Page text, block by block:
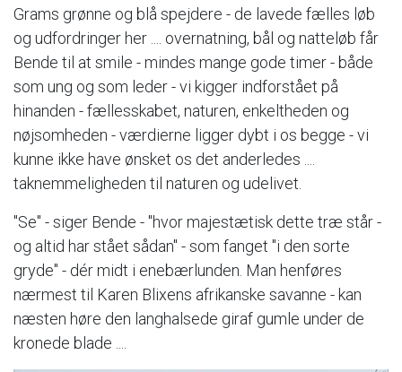
Grams grønne og blå spejdere - de lavede fælles løb
og udfordringer her .... overnatning, bål og natteløb får
Bende til at smile - mindes mange gode timer - både
som ung og som leder - vi kigger indforstået på
hinanden - fællesskabet, naturen, enkeltheden og
nøjsomheden - værdierne ligger dybt i os begge - vi
kunne ikke have ønsket os det anderledes ....
taknemmeligheden til naturen og udelivet.
"Se" - siger Bende - "hvor majestætisk dette træ står -
og altid har stået sådan" - som fanget "i den sorte
gryde" - dér midt i enebærlunden. Man henføres
nærmest til Karen Blixens afrikanske savanne - kan
næsten høre den langhalsede giraf gumle under de
kronede blade ....